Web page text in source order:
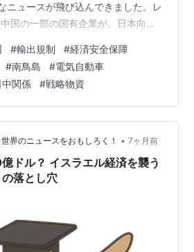
ニュースが飛び込んできました。レ
国の一部の国有企業が、日本向け
していることが明らかになりまし
が1月6日に発表した軍民両用の品
制強化の影響が、ついにレアアー
及したことを意味します。日本企
を…
#輸出規制 #経済安全保障
#南鳥島 #電気自動車
中関係 #戦略物資
界のニュースをおもしろく！ • 7ヶ月前
ドル？ イスラエル経済を襲う
の落とし穴